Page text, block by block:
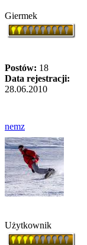
Giermek
Postów: 18
Data rejestracji:
28.06.2010
nemz
Użytkownik